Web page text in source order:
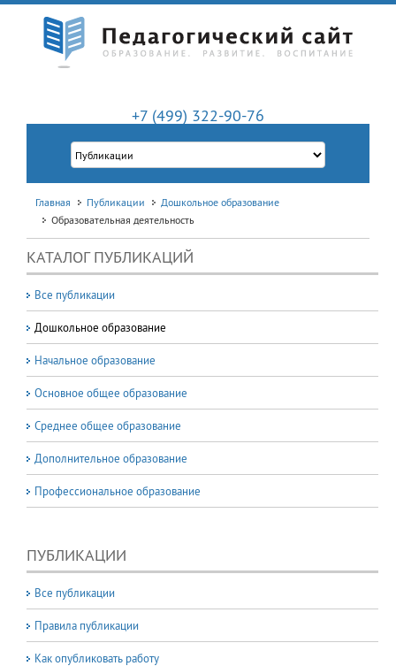
+7 (499) 322-90-76
Главная Публикации
Дошкольное образование
Образовательная деятельность
КАТАЛОГ ПУБЛИКАЦИЙ
Все публикации
Дошкольное образование
Начальное образование
Основное общее образование
Среднее общее образование
Дополнительное образование
Профессиональное образование
ПУБЛИКАЦИИ
Все публикации
Правила публикации
Как опубликовать работу